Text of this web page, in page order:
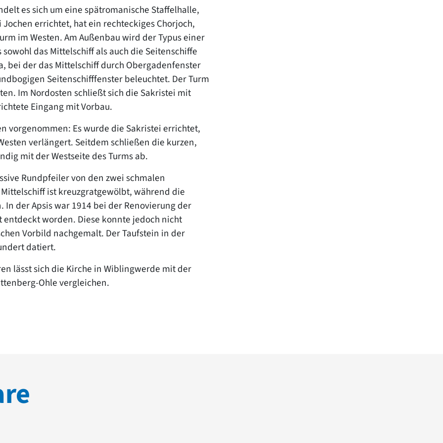
es sich um eine spätromanische Staffelhalle,
errichtet, hat ein rechteckiges Chorjoch,
im Westen. Am Außenbau wird der Typus einer
das Mittelschiff als auch die Seitenschiffe
bei der das Mittelschiff durch Obergadenfenster
Seitenschifffenster beleuchtet. Der Turm
Im Nordosten schließt sich die Sakristei mit
Eingang mit Vorbau.
vorgenommen: Es wurde die Sakristei errichtet,
verlängert. Seitdem schließen die kurzen,
mit der Westseite des Turms ab.
Rundpfeiler von den zwei schmalen
ist kreuzgratgewölbt, während die
der Apsis war 1914 bei der Renovierung der
worden. Diese konnte jedoch nicht
Vorbild nachgemalt. Der Taufstein in der
datiert.
lässt sich die Kirche in Wiblingwerde mit der
Ohle vergleichen.